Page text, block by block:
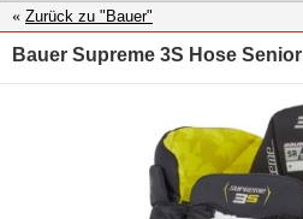
Zurück zu "Bauer"
Bauer Supreme 3S Hose Senior